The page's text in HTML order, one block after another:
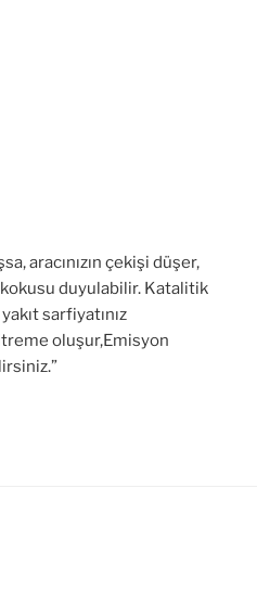
aracınızın çekişi düşer,
kokusu duyulabilir. Katalitik
sarfiyatınız
oluşur,Emisyon